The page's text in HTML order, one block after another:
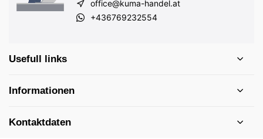
office@kuma-handel.at
+436769232554
Usefull links
Informationen
Kontaktdaten